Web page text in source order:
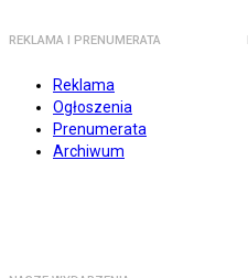
REKLAMA I PRENUMERATA
Reklama
Ogłoszenia
Prenumerata
Archiwum